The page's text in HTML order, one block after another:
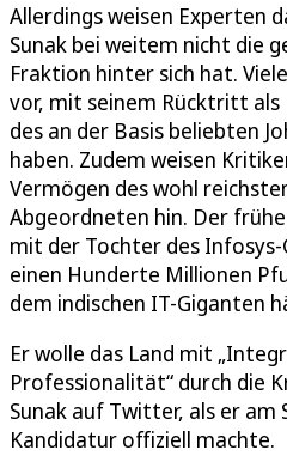
Allerdings weisen Experten
Sunak bei weitem nicht die
Fraktion hinter sich hat.
vor, mit seinem Rücktritt als
des an der Basis beliebten
haben. Zudem weisen
Vermögen des wohl
Abgeordneten hin. Der
mit der Tochter des
einen Hunderte Millionen
dem indischen IT-Giganten
Er wolle das Land mit
Professionalität“ durch die
Sunak auf Twitter, als er am
Kandidatur offiziell machte.